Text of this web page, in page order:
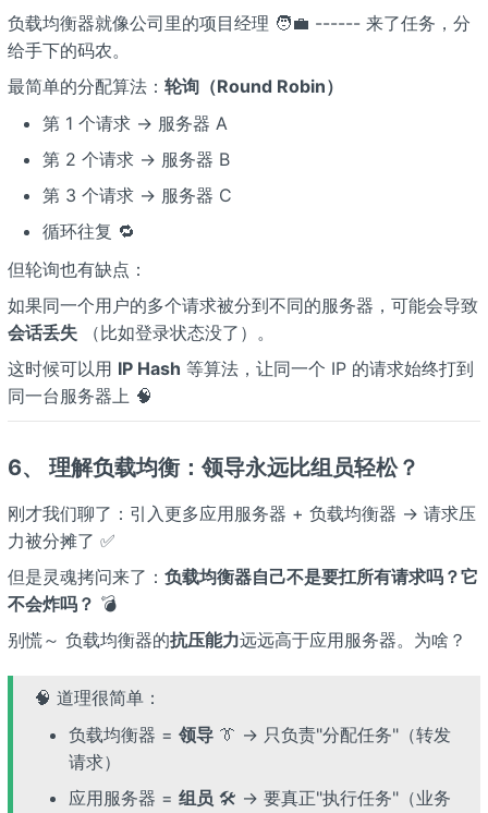
负载均衡器就像公司里的项目经理 🧑‍💼 ------ 来了任务，分
给手下的码农。
最简单的分配算法： 轮询（Round Robin）
第 1 个请求 → 服务器 A
第 2 个请求 → 服务器 B
第 3 个请求 → 服务器 C
循环往复 🔁
但轮询也有缺点：
如果同一个用户的多个请求被分到不同的服务器，可能会导致
会话丢失（比如登录状态没了）。
这时候可以用 IP Hash 等算法，让同一个 IP 的请求始终打到
同一台服务器上 🧠
6、 理解负载均衡：领导永远比组员轻松？
刚才我们聊了：引入更多应用服务器 + 负载均衡器 → 请求压
力被分摊了 ✅
但是灵魂拷问来了： 负载均衡器自己不是要扛所有请求吗？它
不会炸吗？ 💣
别慌～ 负载均衡器的抗压能力远远高于应用服务器。为啥？
🧠 道理很简单：
负载均衡器 = 领导👔 → 只负责"分配任务"（转发
请求）
应用服务器 = 组员 🛠️ → 要真正"执行任务"（业务